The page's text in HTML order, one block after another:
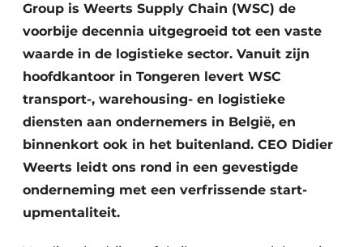
Group is Weerts Supply Chain (WSC) de
voorbije decennia uitgegroeid tot een vaste
waarde in de logistieke sector. Vanuit zijn
hoofdkantoor in Tongeren levert WSC
transport-, warehousing- en logistieke
diensten aan ondernemers in België, en
binnenkort ook in het buitenland. CEO Didier
Weerts leidt ons rond in een gevestigde
onderneming met een verfrissende start-
upmentaliteit.